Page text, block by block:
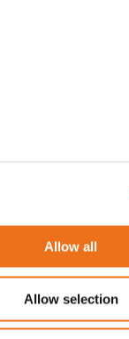
Allow all
Allow selection